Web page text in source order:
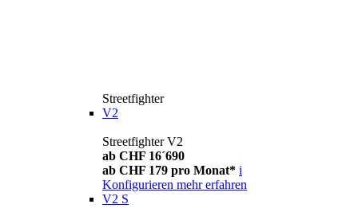
Streetfighter
V2
Streetfighter V2
ab CHF 16´690
ab CHF 179 pro Monat* i
Konfigurieren mehr erfahren
V2 S